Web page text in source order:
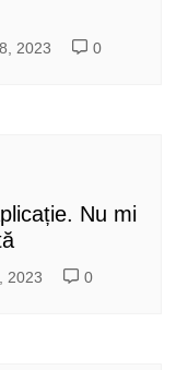
2023 0
Nu mi
2023 0